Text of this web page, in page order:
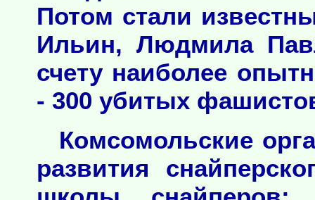
Потом стали
Ильин, Людмила
счету наиболее
- 300 убитых
Комсомольские
развития